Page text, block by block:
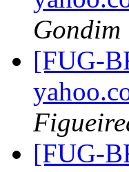
Gondim
[FUG-
[FUG-